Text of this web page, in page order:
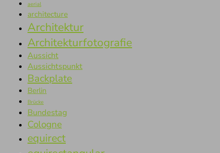
aerial
architecture
Architektur
Architekturfotografie
Aussicht
Aussichtspunkt
Backplate
Berlin
Brücke
Bundestag
Cologne
equirect